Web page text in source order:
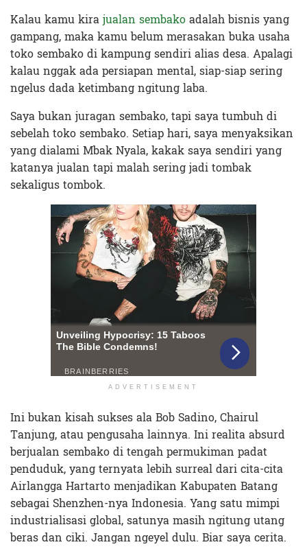
Kalau kamu kirajualan sembakoadalah bisnis yang
gampang, maka kamu belum merasakan buka usaha
toko sembako di kampung sendiri alias desa. Apalagi
kalau nggak ada persiapan mental, siap-siap sering
ngelus dada ketimbang ngitung laba.
Saya bukan juragan sembako, tapi saya tumbuh di
sebelah toko sembako. Setiap hari, saya menyaksikan
yang dialami Mbak Nyala, kakak saya sendiri yang
katanya jualan tapi malah sering jadi tombak
sekaligus tombok.
ADVERTISEMENT
Ini bukan kisah sukses ala Bob Sadino, Chairul
Tanjung, atau pengusaha lainnya. Ini realita absurd
berjualan sembako di tengah permukiman padat
penduduk, yang ternyata lebih surreal dari cita-cita
Airlangga Hartarto menjadikan Kabupaten Batang
sebagai Shenzhen-nya Indonesia. Yang satu mimpi
industrialisasi global, satunya masih ngitung utang
beras dan ciki. Jangan ngeyel dulu. Biar saya cerita.